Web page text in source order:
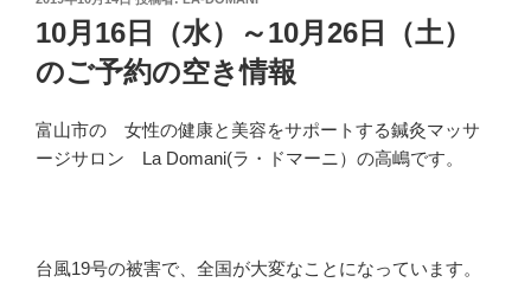
稿
日:
10月16日（水）～10月26日（土）
のご予約の空き情報
富山市の 女性の健康と美容をサポートする鍼灸マッサ
ージサロン La Domani(ラ・ドマーニ）の高嶋です。
台風19号の被害で、全国が大変なことになっています。